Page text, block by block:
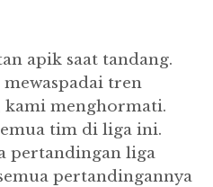
apik saat tandang.
mewaspadai tren
kami menghormati.
tim di liga ini.
pertandingan liga
pertandingannya